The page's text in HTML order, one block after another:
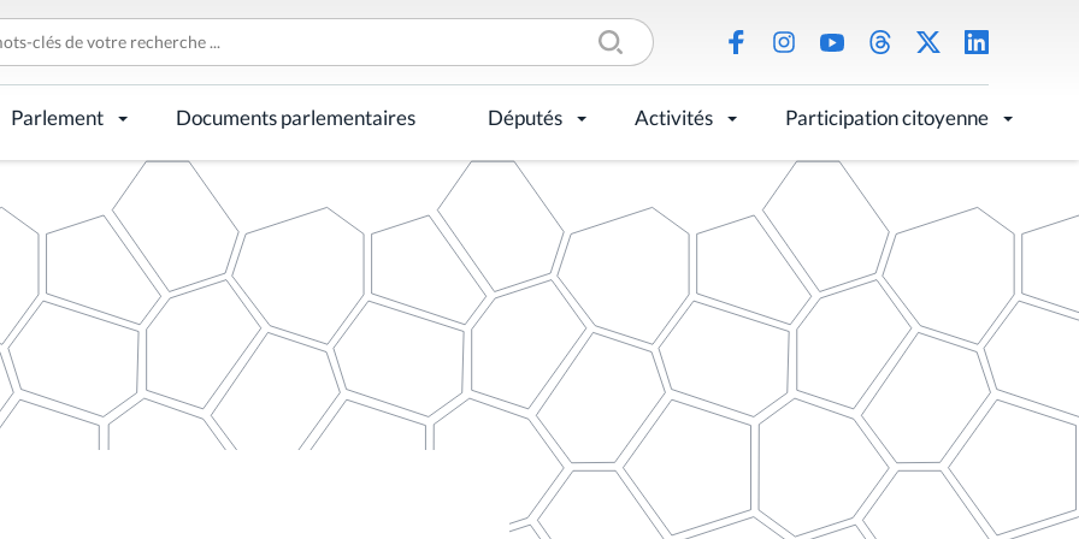
Parlement Documents parlementaires Députés Activités Participation citoyenne